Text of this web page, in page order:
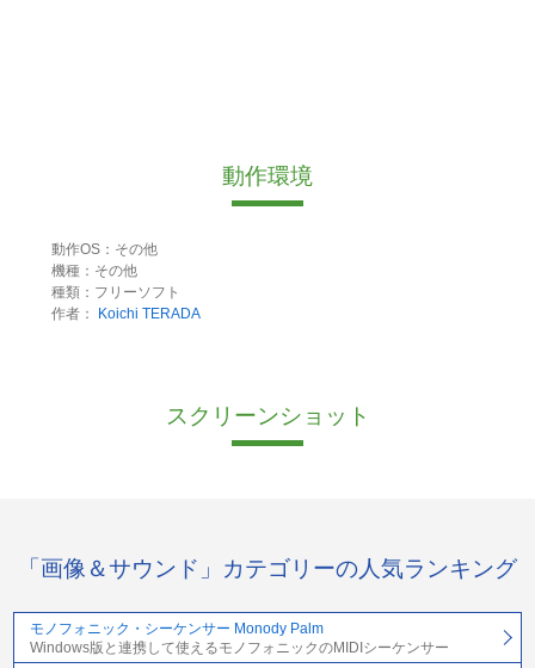
動作環境
動作OS：その他
機種：その他
種類：フリーソフト
作者：
Koichi TERADA
スクリーンショット
「画像＆サウンド」カテゴリーの人気ランキング
モノフォニック・シーケンサー Monody Palm
Windows版と連携して使えるモノフォニックのMIDIシーケンサー